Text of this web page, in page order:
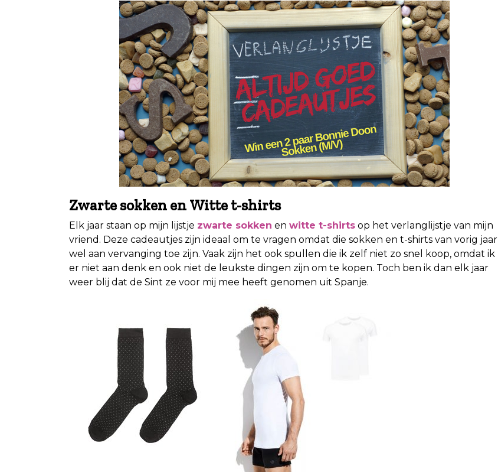
Zwarte sokken en Witte t-shirts
Elk jaar staan op mijn lijstje zwarte sokken en witte t-shirts op het verlanglijstje van mijn
vriend. Deze cadeautjes zijn ideaal om te vragen omdat die sokken en t-shirts van vorig jaar
wel aan vervanging toe zijn. Vaak zijn het ook spullen die ik zelf niet zo snel koop, omdat ik
er niet aan denk en ook niet de leukste dingen zijn om te kopen. Toch ben ik dan elk jaar
weer blij dat de Sint ze voor mij mee heeft genomen uit Spanje.